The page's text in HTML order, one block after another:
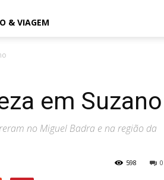
& VIAGEM
em Suzano
no Miguel Badra e na região da
0
598